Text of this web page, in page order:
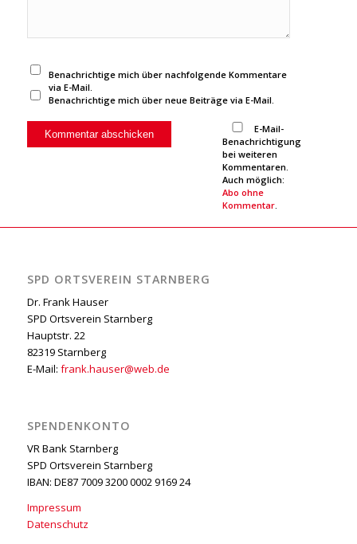
Benachrichtige mich über nachfolgende Kommentare
via E-Mail.
Benachrichtige mich über neue Beiträge via E-Mail.
E-Mail-
Benachrichtigung
bei weiteren
Kommentaren.
Auch möglich:
Abo ohne
Kommentar.
SPD ORTSVEREIN STARNBERG
Dr. Frank Hauser
SPD Ortsverein Starnberg
Hauptstr. 22
82319 Starnberg
E-Mail: frank.hauser@web.de
SPENDENKONTO
VR Bank Starnberg
SPD Ortsverein Starnberg
IBAN: DE87 7009 3200 0002 9169 24
Impressum
Datenschutz